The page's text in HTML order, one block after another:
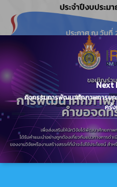
Next
กิจกรรมการพัฒนาศักภาพการย
ครั้ง